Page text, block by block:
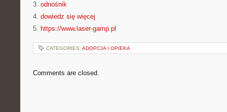
3. odnośnik
4. dowiedz się więcej
5. https://www.laser-gamp.pl
CATEGORIES: ADOPCJA I OPIEKA
Comments are closed.